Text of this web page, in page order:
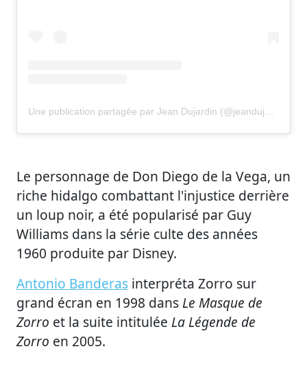
Une publication partagée par Jean Dujardin (@jeandujardin)
Le personnage de Don Diego de la Vega, un
riche hidalgo combattant l'injustice derrière
un loup noir, a été popularisé par Guy
Williams dans la série culte des années
1960 produite par Disney.
Antonio Banderas interpréta Zorro sur
grand écran en 1998 dansLe Masque de
Zorro et la suite intitulée La Légende de
Zorro en 2005.